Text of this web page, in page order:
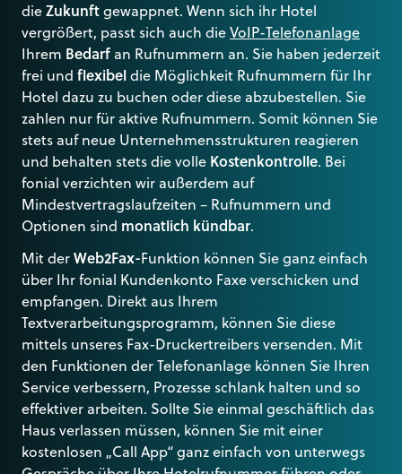
die Zukunft gewappnet. Wenn sich ihr Hotel
vergrößert, passt sich auch die VoIP-Telefonanlage
Ihrem Bedarf an Rufnummern an. Sie haben jederzeit
frei und flexibel die Möglichkeit Rufnummern für Ihr
Hotel dazu zu buchen oder diese abzubestellen. Sie
zahlen nur für aktive Rufnummern. Somit können Sie
stets auf neue Unternehmensstrukturen reagieren
und behalten stets die volle Kostenkontrolle. Bei
fonial verzichten wir außerdem auf
Mindestvertragslaufzeiten – Rufnummern und
Optionen sind monatlich kündbar.
Mit der Web2Fax-Funktion können Sie ganz einfach
über Ihr fonial Kundenkonto Faxe verschicken und
empfangen. Direkt aus Ihrem
Textverarbeitungsprogramm, können Sie diese
mittels unseres Fax-Druckertreibers versenden. Mit
den Funktionen der Telefonanlage können Sie Ihren
Service verbessern, Prozesse schlank halten und so
effektiver arbeiten. Sollte Sie einmal geschäftlich das
Haus verlassen müssen, können Sie mit einer
kostenlosen „Call App“ ganz einfach von unterwegs